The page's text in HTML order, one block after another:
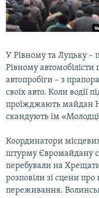
ВІДЕОУРОКИ «ELIFBE»
СВІДЧЕННЯ ОКУПАЦІЇ
ІНФОГРАФІКА
Русский
Qırımtatar
ДОЛУЧАЙСЯ!
Усі сайти RFE/RL
У Рівному та Луцьку –
Рівному
автопробіги – з
своїх авто. Коли водії
проїжджають майдан
скандують їм
Координатори
штурму Євромайдану
перебували на
розповіли зі сцени про
переживання.